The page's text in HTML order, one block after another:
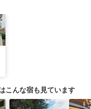
こんな宿も見ています